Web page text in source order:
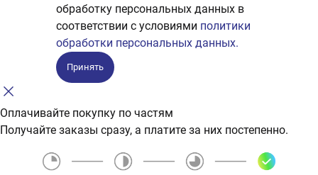
обработку персональных данных в
соответствии с условиями политики
обработки персональных данных.
Принять
Оплачивайте покупку по частям
Получайте заказы сразу, а платите за них постепенно.